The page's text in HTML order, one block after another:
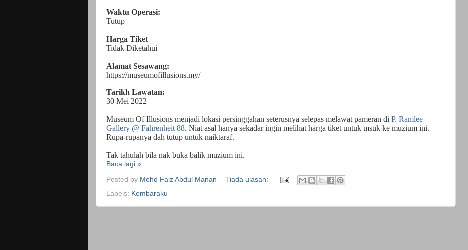
Waktu Operasi:
Tutup
Harga Tiket
Tidak Diketahui
Alamat Sesawang:
https://museumofillusions.my/
Tarikh Lawatan:
30 Mei 2022
Museum Of Illusions menjadi lokasi persinggahan seterusnya selepas melawat pameran di P. Ramlee
Gallery @ Fahrenheit 88. Niat asal hanya sekadar ingin melihat harga tiket untuk msuk ke muzium ini.
Rupa-rupanya dah tutup untuk naiktaraf.
Tak tahulah bila nak buka balik muzium ini.
Baca lagi »
Posted by Mohd Faiz Abdul Manan
Tiada ulasan:
Labels: Kembaraku